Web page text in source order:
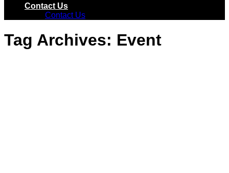
Contact Us
Contact Us
Tag Archives: Event